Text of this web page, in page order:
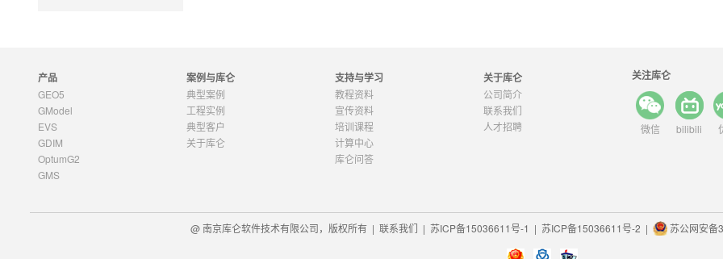
产品
GEO5
GModel
EVS
GDIM
OptumG2
GMS
案例与库仑
典型案例
工程实例
典型客户
关于库仑
支持与学习
教程资料
宣传资料
培训课程
计算中心
库仑问答
关于库仑
公司简介
联系我们
人才招聘
关注库仑
微信 bilibili
@ 南京库仑软件技术有限公司，版权所有 | 联系我们 | 苏ICP备15036611号-1 | 苏ICP备15036611号-2 | 苏公网安备